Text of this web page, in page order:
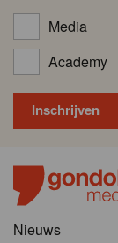
Media
Academy
Nieuws